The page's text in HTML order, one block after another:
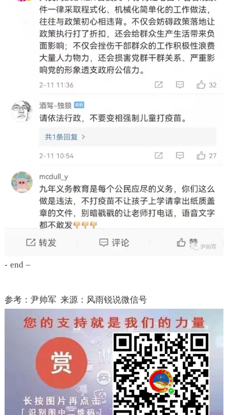
- end –
参考：尹帅军 来源： 风雨锐说微信号